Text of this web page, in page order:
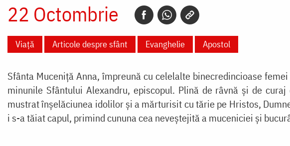
22 Octombrie
Viață Articole despre sfânt Evanghelie Apostol
Sfânta Muceniță Anna, împreună cu celelalte binecredincioase
minunile Sfântului Alexandru, episcopul. Plină de râvnă și de
mustrat înșelăciunea idolilor și a mărturisit cu tărie pe Hristos,
i s-a tăiat capul, primind cununa cea neveștejită a muceniciei și